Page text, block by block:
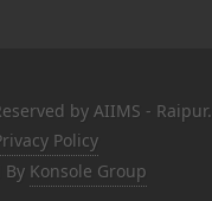
by AIIMS - Raipur.
Policy
By Konsole Group